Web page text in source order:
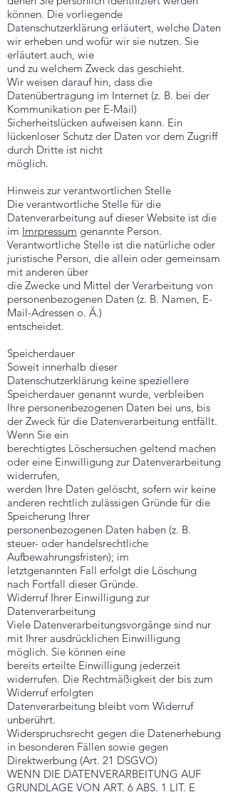
können. Die vorliegende
Datenschutzerklärung erläutert, welche Daten
wir erheben und wofür wir sie nutzen. Sie
erläutert auch, wie
und zu welchem Zweck das geschieht.
Wir weisen darauf hin, dass die
Datenübertragung im Internet (z. B. bei der
Kommunikation per E-Mail)
Sicherheitslücken aufweisen kann. Ein
lückenloser Schutz der Daten vor dem Zugriff
durch Dritte ist nicht
möglich.
Hinweis zur verantwortlichen Stelle
Die verantwortliche Stelle für die
Datenverarbeitung auf dieser Website ist die
im Imrpressum genannte Person.
Verantwortliche Stelle ist die natürliche oder
juristische Person, die allein oder gemeinsam
mit anderen über
die Zwecke und Mittel der Verarbeitung von
personenbezogenen Daten (z. B. Namen, E-
Mail-Adressen o. Ä.)
entscheidet.
Speicherdauer
Soweit innerhalb dieser
Datenschutzerklärung keine speziellere
Speicherdauer genannt wurde, verbleiben
Ihre personenbezogenen Daten bei uns, bis
der Zweck für die Datenverarbeitung entfällt.
Wenn Sie ein
berechtigtes Löschersuchen geltend machen
oder eine Einwilligung zur Datenverarbeitung
widerrufen,
werden Ihre Daten gelöscht, sofern wir keine
anderen rechtlich zulässigen Gründe für die
Speicherung Ihrer
personenbezogenen Daten haben (z. B.
steuer- oder handelsrechtliche
Aufbewahrungsfristen); im
letztgenannten Fall erfolgt die Löschung
nach Fortfall dieser Gründe.
Widerruf Ihrer Einwilligung zur
Datenverarbeitung
Viele Datenverarbeitungsvorgänge sind nur
mit Ihrer ausdrücklichen Einwilligung
möglich. Sie können eine
bereits erteilte Einwilligung jederzeit
widerrufen. Die Rechtmäßigkeit der bis zum
Widerruf erfolgten
Datenverarbeitung bleibt vom Widerruf
unberührt.
Widerspruchsrecht gegen die Datenerhebung
in besonderen Fällen sowie gegen
Direktwerbung (Art. 21 DSGVO)
WENN DIE DATENVERARBEITUNG AUF
GRUNDLAGE VON ART. 6 ABS. 1 LIT. E